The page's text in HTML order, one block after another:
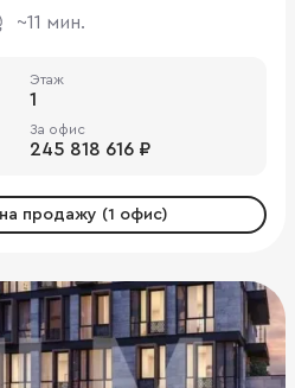
~11 мин.
Этаж
1
За офис
245 818 616 ₽
продажу (1 офис)